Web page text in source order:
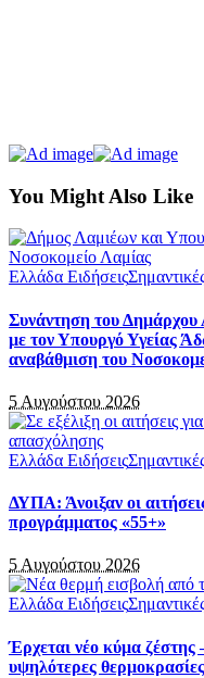
You Might Also Like
Ελλάδα Ειδήσεις
Συνάντηση του
με τον Υπουργό Υγείας
αναβάθμιση του
5 Αυγούστου 2026
Ελλάδα Ειδήσεις
ΔΥΠΑ: Άνοιξαν οι
προγράμματος «55+»
5 Αυγούστου 2026
Ελλάδα Ειδήσεις
Έρχεται νέο κύμα ζέστης
υψηλότερες θερμοκρασίες